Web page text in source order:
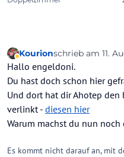
Abwesend
Kourionschrieb am 11.
zuletzt editiert
Hallo engeldoni.
Du hast doch schon hier
Und dort hat dir Ahotep den
verlinkt - diesen hier
Warum machst du nun noch
Es kommt nicht darauf an, mit